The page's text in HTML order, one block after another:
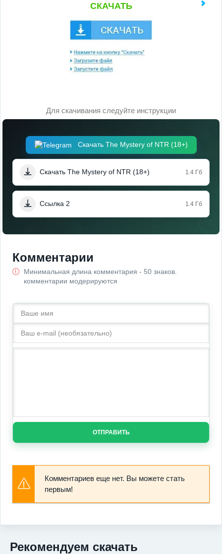
СКАЧАТЬ
Для скачивания следуйте инструкции
Скачать The Mystery of NTR (18+)
Скачать The Mystery of NTR (18+) 1.4 Гб
Ссылка 2 1.4 Гб
Комментарии
Минимальная длина комментария - 50 знаков.
комментарии модерируются
ОТПРАВИТЬ
Комментариев еще нет. Вы можете стать
первым!
Рекомендуем скачать